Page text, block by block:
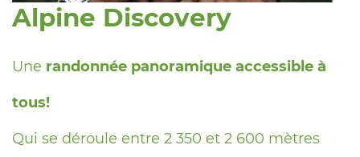
Alpine Discovery
Une randonnée panoramique accessible à
tous!
Qui se déroule entre 2 350 et 2 600 mètres